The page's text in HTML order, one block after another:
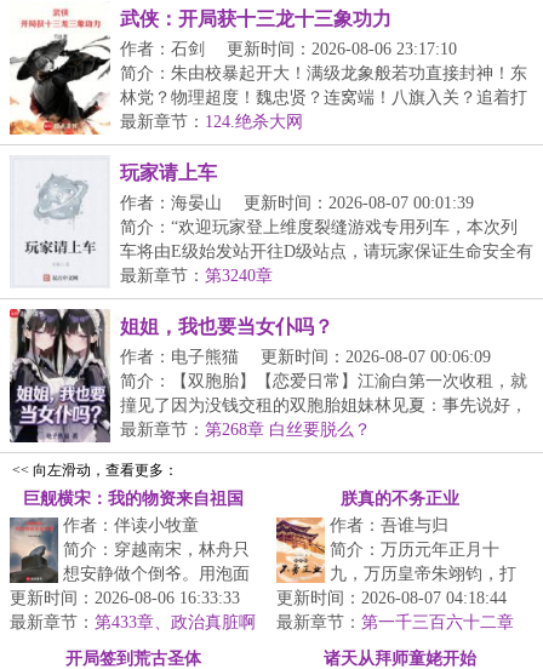
武侠：开局获十三龙十三象功力
作者：石剑
更新时间：2026-08-06 23:17:10
简介：朱由校暴起开大！满级龙象般若功直接封神！东
林党？物理超度！魏忠贤？连窝端！八旗入关？追着打
到...
最新章节： 124.绝杀大网
玩家请上车
作者：海晏山
更新时间：2026-08-07 00:01:39
简介：“欢迎玩家登上维度裂缝游戏专用列车，本次列
车将由E级始发站开往D级站点，请玩家保证生命安全有
序...
最新章节： 第3240章
姐姐，我也要当女仆吗？
作者：电子熊猫
更新时间：2026-08-07 00:06:09
简介：【双胞胎】【恋爱日常】江渝白第一次收租，就
撞见了因为没钱交租的双胞胎姐妹林见夏：事先说好，
还...
最新章节： 第268章 白丝要脱么？
<< 向左滑动，查看更多：
巨舰横宋：我的物资来自祖国
作者：伴读小牧童
简介：穿越南宋，林舟只
想安静做个倒爷。用泡面
换铜钱，用卫生纸换人
情，用现代药救古代命。
可他没想到，...
更新时间：2026-08-06 16:33:33
最新章节： 第433章、政治真脏啊
朕真的不务正业
作者：吾谁与归
简介：万历元年正月十
九，万历皇帝朱翊钧，打
量着面前的铁三角。第一
位盟友面相颇为和善，她
是大明的太后...
更新时间：2026-08-07 04:18:44
最新章节： 第一千三百六十二章
不过一念为苍生
开局签到荒古圣体
诸天从拜师童姥开始